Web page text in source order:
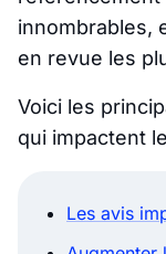
innombrables,
en revue les
Voici les
qui impactent
Les avis